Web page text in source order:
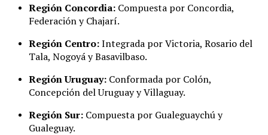
Región Concordia: Compuesta por Concordia,
Federación y Chajarí.
Región Centro:Integrada por Victoria, Rosario del
Tala, Nogoyá y Basavilbaso.
Región Uruguay: Conformada por Colón,
Concepción del Uruguay y Villaguay.
Región Sur: Compuesta por Gualeguaychú y
Gualeguay.